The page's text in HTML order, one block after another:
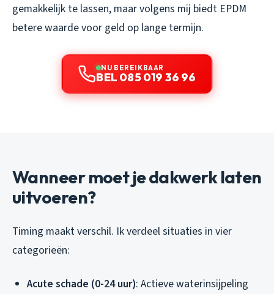
gemakkelijk te lassen, maar volgens mij biedt EPDM
betere waarde voor geld op lange termijn.
NU BEREIKBAAR
BEL 085 019 36 96
Wanneer moet je dakwerk laten
uitvoeren?
Timing maakt verschil. Ik verdeel situaties in vier
categorieën:
Acute schade (0-24 uur): Actieve waterinsijpeling